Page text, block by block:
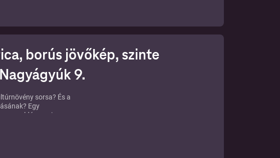
első része, amikor
egy sztárpék
borús jövőkép, szinte
9.
sorsa? És a
Egy
megoldás a csiga
nagyágyúi,
esik:az aszály